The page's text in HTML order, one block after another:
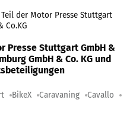
Teil der Motor Presse Stuttgart
Co.KG
Presse Stuttgart GmbH &
GmbH & Co. KG und
BikeX Caravaning Cavallo